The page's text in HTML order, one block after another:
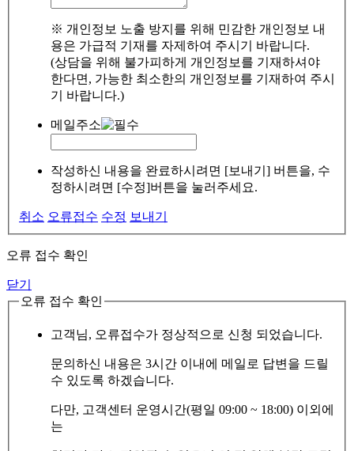
※ 개인정보 노출 방지를 위해 민감한 개인정보 내
용은 가급적 기재를 자제하여 주시기 바랍니다.
(상담을 위해 불가피하게 개인정보를 기재하셔야
한다면, 가능한 최소한의 개인정보를 기재하여 주시
기 바랍니다.)
메일주소
작성하신 내용을 완료하시려면 [보내기] 버튼을, 수
정하시려면 [수정]버튼을 눌러주세요.
취소 오류접수 수정 보내기
오류 접수 확인
닫기
오류 접수 확인
고객님, 오류접수가 정상적으로 신청 되었습니다.
문의하신 내용은 3시간 이내에 메일로 답변을 드릴
수 있도록 하겠습니다.
다만, 고객센터 운영시간(평일 09:00 ~ 18:00) 이외에
는